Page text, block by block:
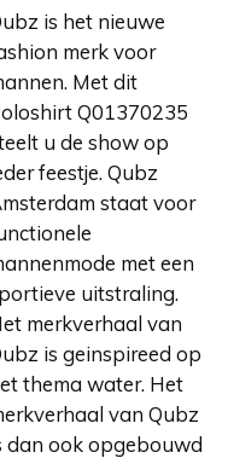
is het nieuwe
merk voor
Met dit
Q01370235
u de show op
feestje. Qubz
staat voor
met een
uitstraling.
merkverhaal van
is geinspireed op
thema water. Het
van Qubz
dan ook opgebouwd